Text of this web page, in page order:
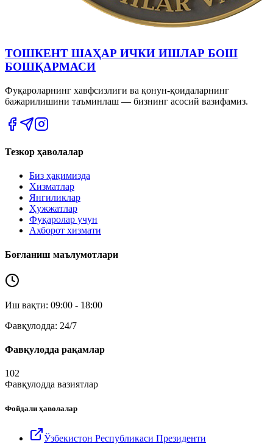
ТОШКЕНТ ШАҲАР ИЧКИ ИШЛАР БОШ
БОШҚАРМАСИ
Фуқароларнинг хавфсизлиги ва қонун-қоидаларнинг
бажарилишини таъминлаш — бизнинг асосий вазифамиз.
Тезкор ҳаволалар
Биз ҳақимизда
Хизматлар
Янгиликлар
Ҳужжатлар
Фуқаролар учун
Ахборот хизмати
Боғланиш маълумотлари
Иш вақти: 09:00 - 18:00
Фавқулодда: 24/7
Фавқулодда рақамлар
102
Фавқулодда вазиятлар
Фойдали ҳаволалар
Ўзбекистон Республикаси Президенти